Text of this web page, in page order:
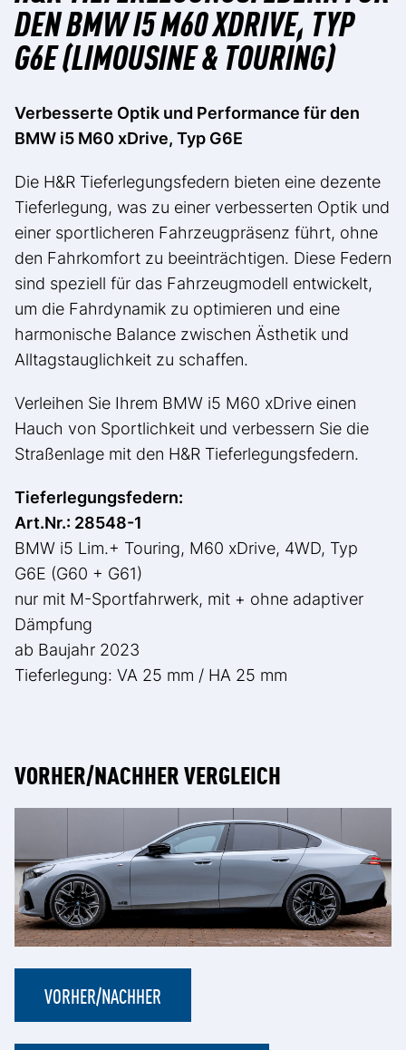
DEN BMW I5 M60 XDRIVE, TYP
G6E (LIMOUSINE & TOURING)
Verbesserte Optik und Performance für den
BMW i5 M60 xDrive, Typ G6E
Die H&R Tieferlegungsfedern bieten eine dezente
Tieferlegung, was zu einer verbesserten Optik und
einer sportlicheren Fahrzeugpräsenz führt, ohne
den Fahrkomfort zu beeinträchtigen. Diese Federn
sind speziell für das Fahrzeugmodell entwickelt,
um die Fahrdynamik zu optimieren und eine
harmonische Balance zwischen Ästhetik und
Alltagstauglichkeit zu schaffen.
Verleihen Sie Ihrem BMW i5 M60 xDrive einen
Hauch von Sportlichkeit und verbessern Sie die
Straßenlage mit den H&R Tieferlegungsfedern.
Tieferlegungsfedern:
Art.Nr.: 28548-1
BMW i5 Lim.+ Touring, M60 xDrive, 4WD, Typ
G6E (G60 + G61)
nur mit M-Sportfahrwerk, mit + ohne adaptiver
Dämpfung
ab Baujahr 2023
Tieferlegung: VA 25 mm / HA 25 mm
VORHER/NACHHER VERGLEICH
VORHER/NACHHER